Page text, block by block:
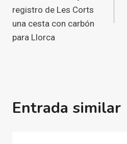
registro de Les Corts
una cesta con carbón
para Llorca
Entrada similar